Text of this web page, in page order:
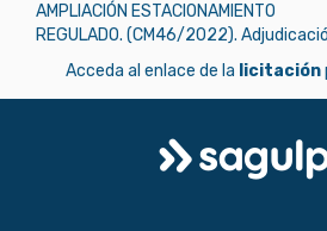
AMPLIACIÓN ESTACIONAMIENTO
REGULADO. (CM46/2022).
Acceda al enlace de la licitación